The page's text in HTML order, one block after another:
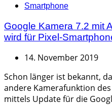
Smartphone
Google Kamera 7.2 mit
wird für Pixel-
14. November 2019
Schon länger ist bekannt,
andere Kamerafunktion des
mittels Update für die